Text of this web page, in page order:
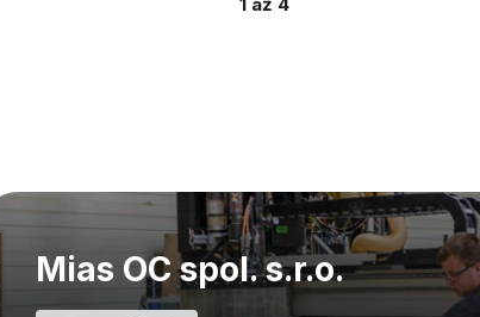
1 až 4
Mias OC spol. s.r.o.